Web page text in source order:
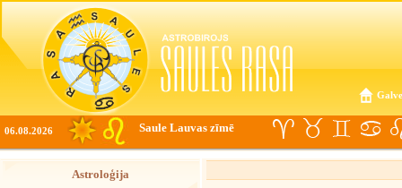
06.08.2026 Saule Lauvas zīmē
Astroloģija